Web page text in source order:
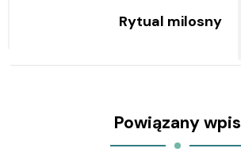
Rytual milosny
Powiązany wpis